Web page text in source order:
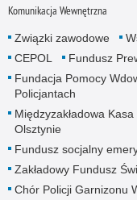
Komunikacja Wewnętrzna
Związki zawodowe
CEPOL
Fundusz
Fundacja Pomocy
Policjantach
Międzyzakładowa
Olsztynie
Fundusz socjalny
Zakładowy Fundusz
Chór Policji Garnizonu